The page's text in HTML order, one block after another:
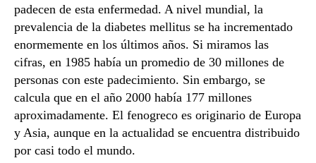
padecen de esta enfermedad. A nivel mundial, la
prevalencia de la diabetes mellitus se ha incrementado
enormemente en los últimos años. Si miramos las
cifras, en 1985 había un promedio de 30 millones de
personas con este padecimiento. Sin embargo, se
calcula que en el año 2000 había 177 millones
aproximadamente. El fenogreco es originario de Europa
y Asia, aunque en la actualidad se encuentra distribuido
por casi todo el mundo.